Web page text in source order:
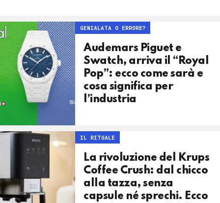
GENIALATA O ERRORE?
Audemars Piguet e
Swatch, arriva il “Royal
Pop”: ecco come sarà e
cosa significa per
l’industria
IL RITUALE
La rivoluzione del Krups
Coffee Crush: dal chicco
alla tazza, senza
capsule né sprechi. Ecco